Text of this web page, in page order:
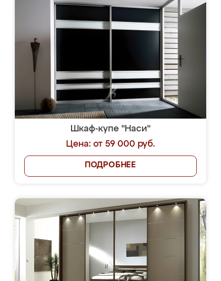
Шкаф-купе "Наси"
Цена: от 59 000 руб.
ПОДРОБНЕЕ